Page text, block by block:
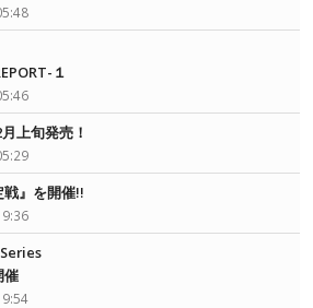
１
上旬発売！
戦』を開催!!
催